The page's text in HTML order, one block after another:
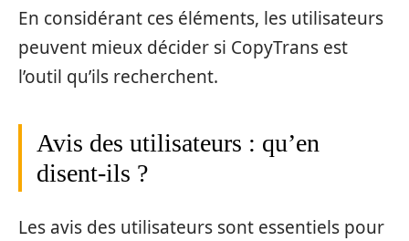
En considérant ces éléments, les utilisateurs
peuvent mieux décider si CopyTrans est
l’outil qu’ils recherchent.
Avis des utilisateurs : qu’en
disent-ils ?
Les avis des utilisateurs sont essentiels pour